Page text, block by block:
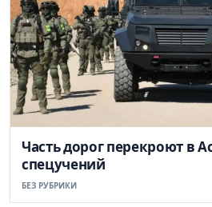
Часть дорог перекроют в
спецучений
БЕЗ РУБРИКИ